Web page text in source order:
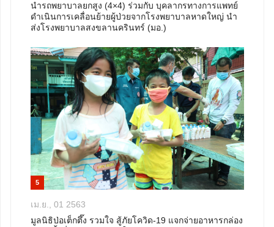
นำรถพยาบาลยกสูง (4×4) ร่วมกับ บุคลากรทางการแพทย์
ดำเนินการเคลื่อนย้ายผู้ป่วยจากโรงพยาบาลหาดใหญ่ นำ
ส่งโรงพยาบาลสงขลานครินทร์ (มอ.)
5
เม.ย., 01 2563
มูลนิธิป่อเต็กตึ๊ง รวมใจ สู้ภัยโควิด-19 แจกจ่ายอาหารกล่อง